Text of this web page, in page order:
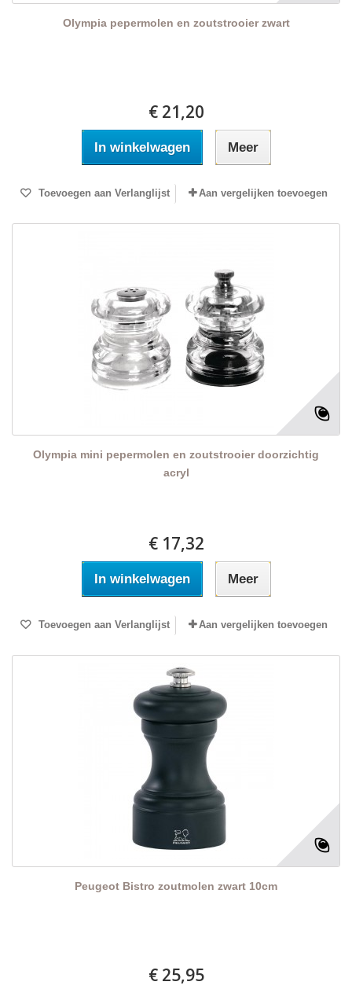
Olympia pepermolen en zoutstrooier zwart
€ 21,20
In winkelwagen Meer
Toevoegen aan Verlanglijst Aan vergelijken toevoegen
Olympia mini pepermolen en zoutstrooier doorzichtig
acryl
€ 17,32
In winkelwagen Meer
Toevoegen aan Verlanglijst Aan vergelijken toevoegen
Peugeot Bistro zoutmolen zwart 10cm
€ 25,95